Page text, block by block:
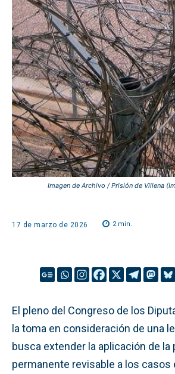
Imagen de Archivo / Prisión de Villena
17 de marzo de 2026 2min.
El pleno del Congreso de los
la toma en consideración de una
busca extender la aplicación de la
permanente revisable a los casos